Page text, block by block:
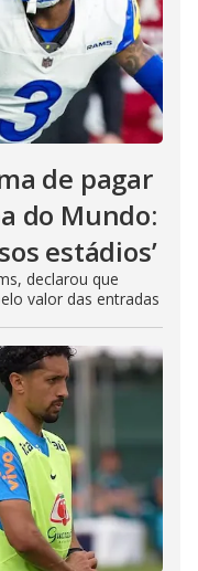
de pagar
do Mundo:
estádios’
declarou que
valor das entradas